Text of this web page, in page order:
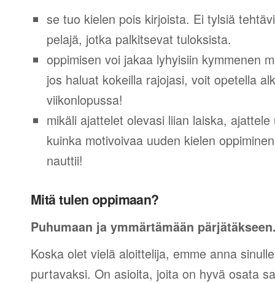
se tuo kielen pois kirjoista. Ei tylsiä
pelajä, jotka palkitsevat tuloksista.
oppimisen voi jakaa lyhyisiin kymmenen
jos haluat kokeilla rajojasi, voit opetella
viikonlopussa!
mikäli ajattelet olevasi liian laiska,
kuinka motivoivaa uuden kielen
nauttii!
Mitä tulen oppimaan?
Puhumaan ja ymmärtämään
Koska olet vielä aloittelija, emme anna
purtavaksi. On asioita, joita on hyvä osata